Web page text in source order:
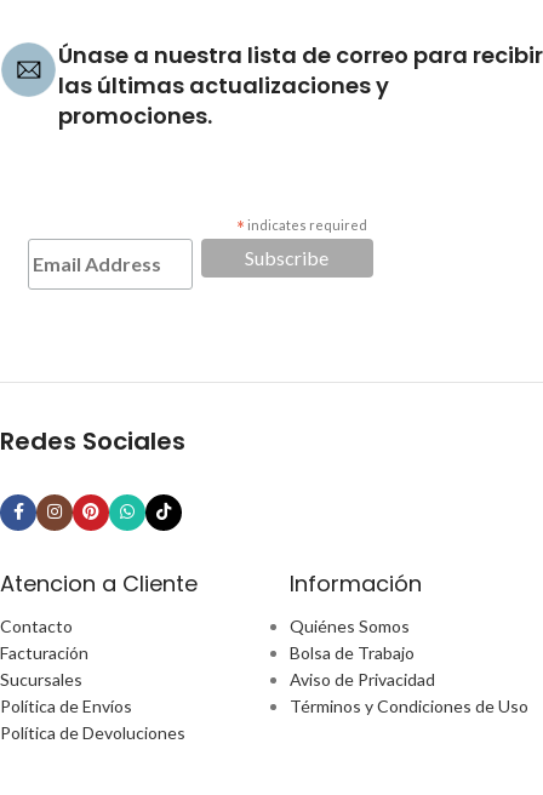
Únase a nuestra lista de correo para recibir
las últimas actualizaciones y
promociones.
* indicates required
Redes Sociales
Atencion a Cliente
Contacto
Facturación
Sucursales
Política de Envíos
Política de Devoluciones
Información
Quiénes Somos
Bolsa de Trabajo
Aviso de Privacidad
Términos y Condiciones de Uso